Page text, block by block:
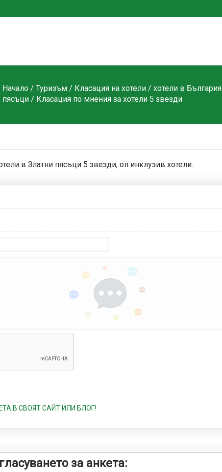
Начало / Туризъм / Класация на хотели / хотели в България
пясъци / Класация по мнения за хотели 5 звезди
в Златни пясъци 5 звезди, ол инклузив хотели.
В СВОЯТ САЙТ ИЛИ БЛОГ!
за анкета: